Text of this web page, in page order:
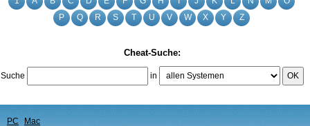
P
Q R S T U V W X Y Z
Cheat-Suche:
Suche in OK
PC Mac